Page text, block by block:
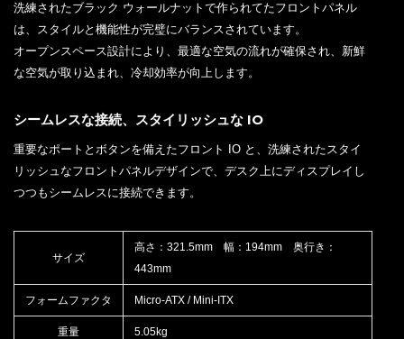
洗練されたブラック ウォールナットで作られてたフロントパネル
は、スタイルと機能性が完璧にバランスされています。
オープンスペース設計により、最適な空気の流れが確保され、新鮮
な空気が取り込まれ、冷却効率が向上します。
シームレスな接続、スタイリッシュな IO
重要なポートとボタンを備えたフロント IO と、洗練されたスタイ
リッシュなフロントパネルデザインで、デスク上にディスプレイし
つつもシームレスに接続できます。
サイズ
高さ：321.5mm 幅：194mm 奥行き：
443mm
フォームファクタ Micro-ATX / Mini-ITX
重量 5.05kg